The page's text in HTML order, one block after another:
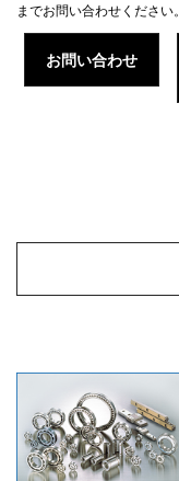
までお問い合わせください。
お問い合わせ